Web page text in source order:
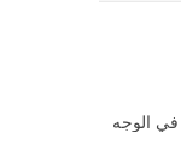
في الوجه